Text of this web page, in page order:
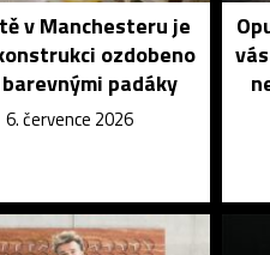
v Manchesteru je
ozdobeno
padáky
6. července 2026